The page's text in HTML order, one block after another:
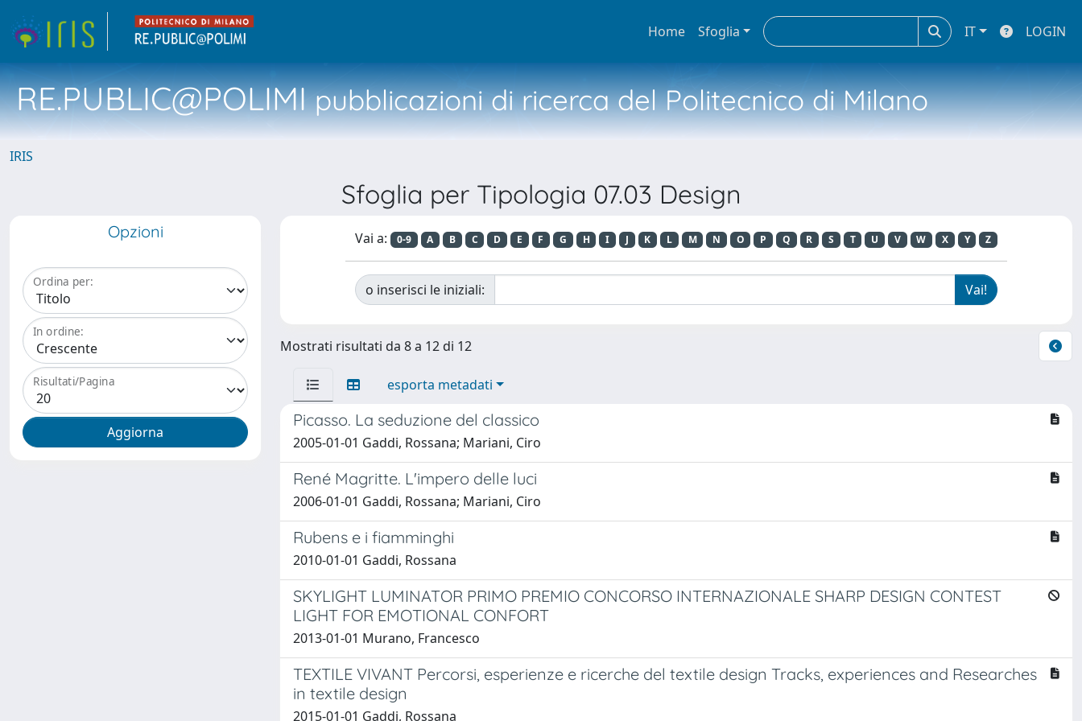
Home Sfoglia IT LOGIN
RE.PUBLIC@POLIMIpubblicazioni di ricerca del Politecnico di Milano
IRIS
Sfoglia per Tipologia 07.03 Design
Opzioni
Ordina per:
In ordine:
Risultati/Pagina
Vai a: 0-9 A B C D E F G H I J K L M N O P Q R S T U V W X Y Z
o inserisci le iniziali:
Mostrati risultati da 8 a 12 di 12
esporta metadati
Picasso. La seduzione del classico
2005-01-01 Gaddi, Rossana; Mariani, Ciro
René Magritte. L'impero delle luci
2006-01-01 Gaddi, Rossana; Mariani, Ciro
Rubens e i fiamminghi
2010-01-01 Gaddi, Rossana
SKYLIGHT LUMINATOR PRIMO PREMIO CONCORSO INTERNAZIONALE SHARP DESIGN CONTEST
LIGHT FOR EMOTIONAL CONFORT
2013-01-01 Murano, Francesco
TEXTILE VIVANT Percorsi, esperienze e ricerche del textile design Tracks, experiences and Researches
in textile design
2015-01-01 Gaddi, Rossana